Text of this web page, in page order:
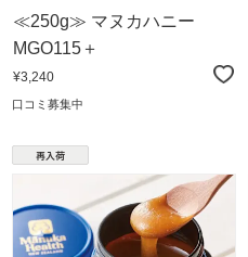
≪250g≫ マヌカハニー
MGO115＋
¥3,240
口コミ募集中